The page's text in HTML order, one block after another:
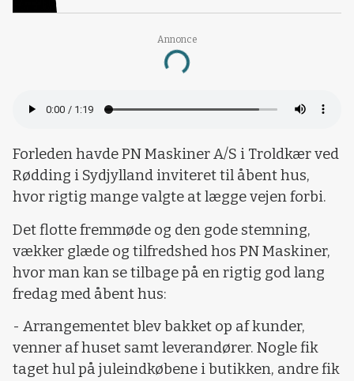
Annonce
Loading...
Forleden havde PN Maskiner A/S i Troldkær ved
Rødding i Sydjylland inviteret til åbent hus,
hvor rigtig mange valgte at lægge vejen forbi.
Det flotte fremmøde og den gode stemning,
vækker glæde og tilfredshed hos PN Maskiner,
hvor man kan se tilbage på en rigtig god lang
fredag med åbent hus:
- Arrangementet blev bakket op af kunder,
venner af huset samt leverandører. Nogle fik
taget hul på juleindkøbene i butikken, andre fik